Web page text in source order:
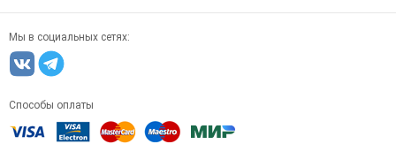
Мы в социальных сетях:
Способы оплаты